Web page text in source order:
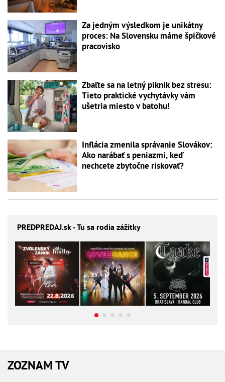
Za jedným výsledkom je unikátny
proces: Na Slovensku máme špičkové
pracovisko
Zbaľte sa na letný piknik bez stresu:
Tieto praktické vychytávky vám
ušetria miesto v batohu!
Inflácia zmenila správanie Slovákov:
Ako narábať s peniazmi, keď
nechcete zbytočne riskovať?
PREDPREDAJ.sk - Tu sa rodia zážitky
ZOZNAM TV